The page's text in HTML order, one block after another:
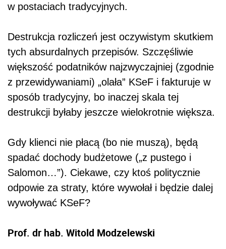
w postaciach tradycyjnych.
Destrukcja rozliczeń jest oczywistym skutkiem
tych absurdalnych przepisów. Szczęśliwie
większość podatników najzwyczajniej (zgodnie
z przewidywaniami) „olała” KSeF i fakturuje w
sposób tradycyjny, bo inaczej skala tej
destrukcji byłaby jeszcze wielokrotnie większa.
Gdy klienci nie płacą (bo nie muszą), będą
spadać dochody budżetowe („z pustego i
Salomon…”). Ciekawe, czy ktoś politycznie
odpowie za straty, które wywołał i będzie dalej
wywoływać KSeF?
Prof. dr hab. Witold Modzelewski